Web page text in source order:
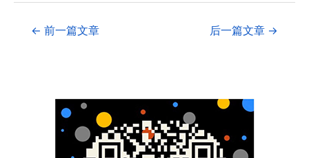
← 前一篇文章 后一篇文章 →